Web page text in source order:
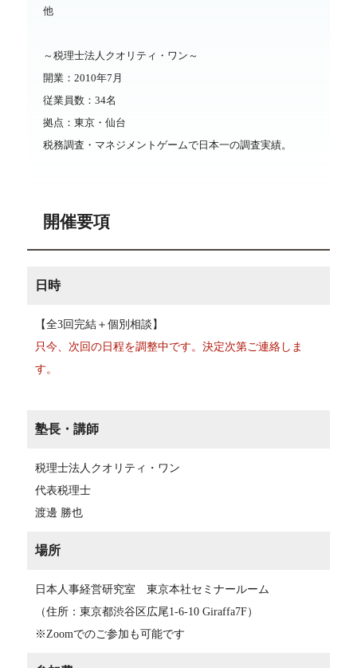
他
～税理士法人クオリティ・ワン～
開業：2010年7月
従業員数：34名
拠点：東京・仙台
税務調査・マネジメントゲームで日本一の調査実績。
開催要項
日時
【全3回完結＋個別相談】
只今、次回の日程を調整中です。決定次第ご連絡しま
す。
塾長・講師
税理士法人クオリティ・ワン
代表税理士
渡邊 勝也
場所
日本人事経営研究室 東京本社セミナールーム
（住所：東京都渋谷区広尾1-6-10 Giraffa7F）
※Zoomでのご参加も可能です